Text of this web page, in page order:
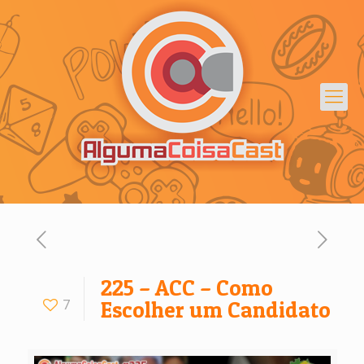
7
225 – ACC – Como
Escolher um Candidato